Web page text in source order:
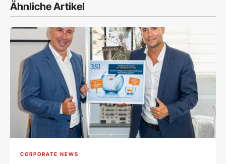
Ähnliche Artikel
CORPORATE NEWS